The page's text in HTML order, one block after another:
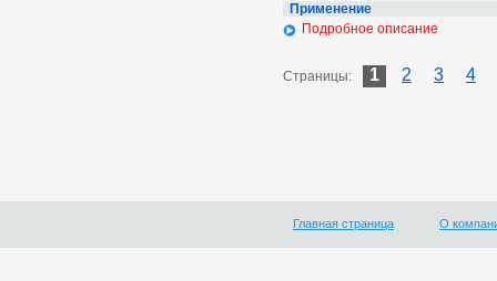
Применение
Подробное описание
Страницы: 1 2 3 4
Главная страница О